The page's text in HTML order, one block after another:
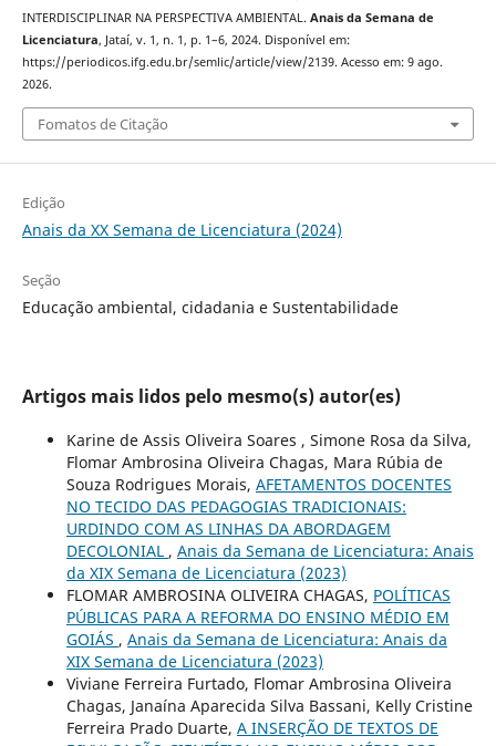
INTERDISCIPLINAR NA PERSPECTIVA AMBIENTAL. Anais da Semana de
Licenciatura, Jataí, v. 1, n. 1, p. 1–6, 2024. Disponível em:
https://periodicos.ifg.edu.br/semlic/article/view/2139. Acesso em: 9 ago.
2026.
Fomatos de Citação
Edição
Anais da XX Semana de Licenciatura (2024)
Seção
Educação ambiental, cidadania e Sustentabilidade
Artigos mais lidos pelo mesmo(s) autor(es)
Karine de Assis Oliveira Soares , Simone Rosa da Silva,
Flomar Ambrosina Oliveira Chagas, Mara Rúbia de
Souza Rodrigues Morais, AFETAMENTOS DOCENTES
NO TECIDO DAS PEDAGOGIAS TRADICIONAIS:
URDINDO COM AS LINHAS DA ABORDAGEM
DECOLONIAL , Anais da Semana de Licenciatura: Anais
da XIX Semana de Licenciatura (2023)
FLOMAR AMBROSINA OLIVEIRA CHAGAS, POLÍTICAS
PÚBLICAS PARA A REFORMA DO ENSINO MÉDIO EM
GOIÁS , Anais da Semana de Licenciatura: Anais da
XIX Semana de Licenciatura (2023)
Viviane Ferreira Furtado, Flomar Ambrosina Oliveira
Chagas, Janaína Aparecida Silva Bassani, Kelly Cristine
Ferreira Prado Duarte, A INSERÇÃO DE TEXTOS DE